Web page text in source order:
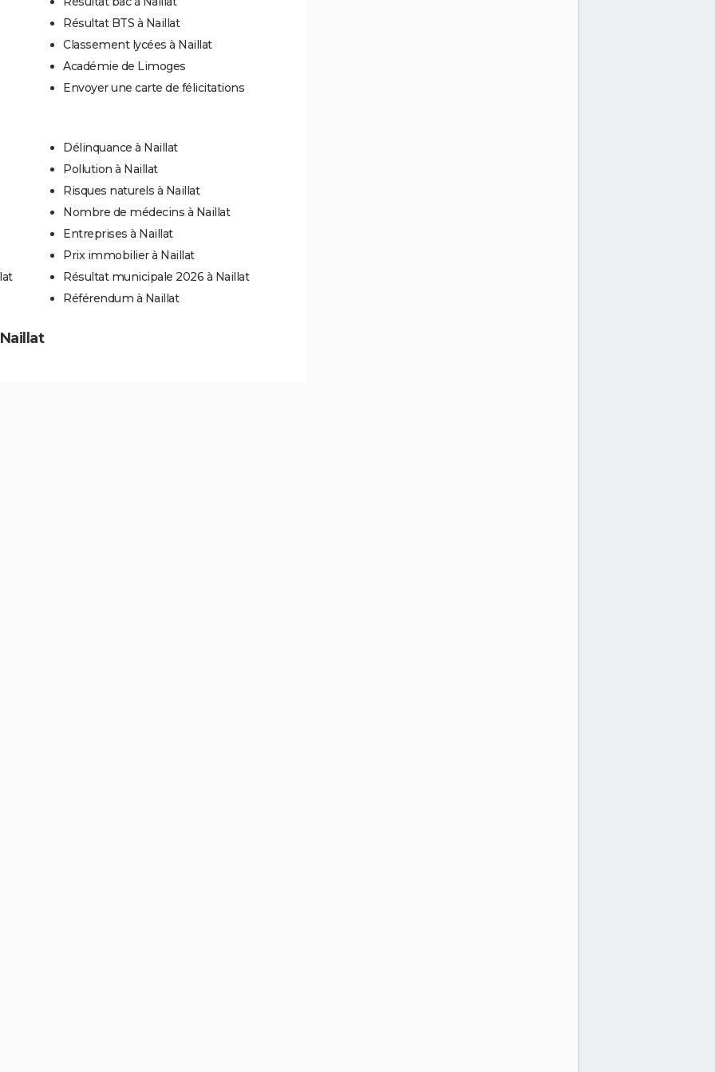
Résultat BTS à Naillat
Classement lycées à Naillat
Académie de Limoges
Envoyer une carte de félicitations
Délinquance à Naillat
Pollution à Naillat
Risques naturels à Naillat
Nombre de médecins à Naillat
Entreprises à Naillat
Prix immobilier à Naillat
Résultat municipale 2026 à Naillat
Référendum à Naillat